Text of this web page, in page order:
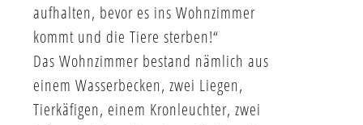
aufhalten, bevor es ins Wohnzimmer
kommt und die Tiere sterben!“
Das Wohnzimmer bestand nämlich aus
einem Wasserbecken, zwei Liegen,
Tierkäfigen, einem Kronleuchter, zwei